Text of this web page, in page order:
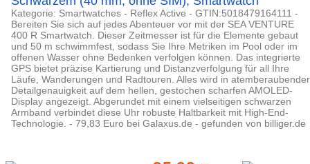
Kategorie: Smartwatches - Reflex Active - GTIN:5018479164111 -
Bereiten Sie sich auf jedes Abenteuer vor mit der SEA VENTURE
400 R Smartwatch. Dieser Zeitmesser ist für die Elemente gebaut
und 50 m schwimmfest, sodass Sie Ihre Metriken im Pool oder im
offenen Wasser ohne Bedenken verfolgen können. Das integrierte
GPS bietet präzise Kartierung und Distanzverfolgung für all Ihre
Läufe, Wanderungen und Radtouren. Alles wird in atemberaubender
Detailgenauigkeit auf dem hellen, gestochen scharfen AMOLED-
Display angezeigt. Abgerundet mit einem vielseitigen schwarzen
Armband verbindet diese Uhr robuste Haltbarkeit mit High-End-
Technologie. - 79,83 Euro bei Galaxus.de - gefunden von billiger.de